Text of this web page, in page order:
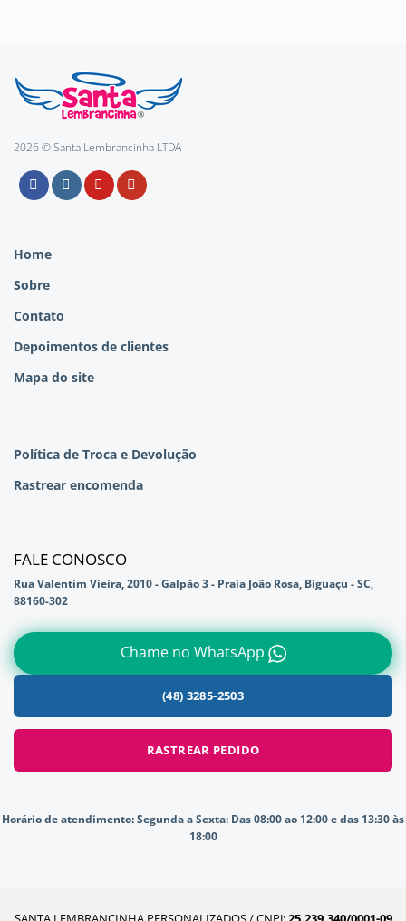
2026 © Santa Lembrancinha LTDA
Home
Sobre
Contato
Depoimentos de clientes
Mapa do site
Política de Troca e Devolução
Rastrear encomenda
FALE CONOSCO
Rua Valentim Vieira, 2010 - Galpão 3 - Praia João Rosa, Biguaçu - SC,
88160-302
Chame no WhatsApp
(48) 3285-2503
RASTREAR PEDIDO
Horário de atendimento:Segunda a Sexta: Das 08:00 ao 12:00 e das 13:30 às
18:00